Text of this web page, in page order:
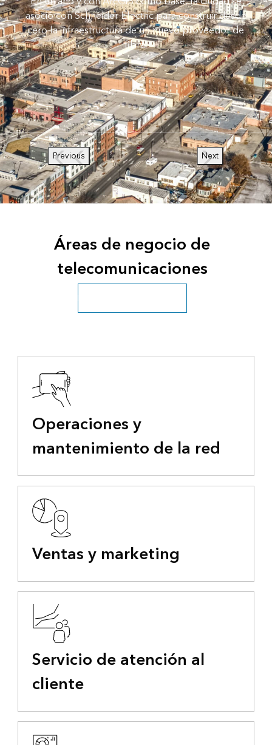
asoció con Schneider Electric para construir desde
cero la infraestructura de un nuevo proveedor de
fibra.
Previous Next
Áreas de negocio de
telecomunicaciones
Explorar todos los sectores
Operaciones y
mantenimiento de la red
Ventas y marketing
Servicio de atención al
cliente